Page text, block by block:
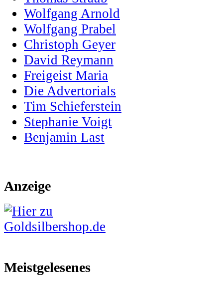
Wolfgang Arnold
Wolfgang Prabel
Christoph Geyer
David Reymann
Freigeist Maria
Die Advertorials
Tim Schieferstein
Stephanie Voigt
Benjamin Last
Anzeige
Meistgelesenes